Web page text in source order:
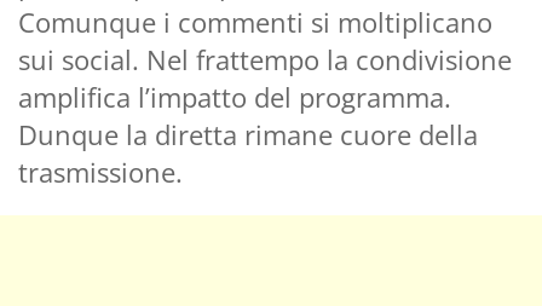
Comunque i commenti si moltiplicano
sui social. Nel frattempo la condivisione
amplifica l’impatto del programma.
Dunque la diretta rimane cuore della
trasmissione.